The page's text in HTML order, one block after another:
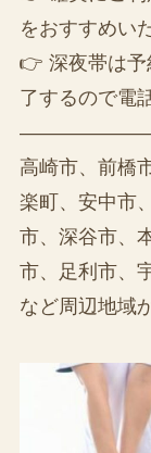
をおすすめい
👉️ 深夜帯は予
了するので電
高崎市、前橋
楽町、安中市
市、深谷市、
市、足利市、
など周辺地域